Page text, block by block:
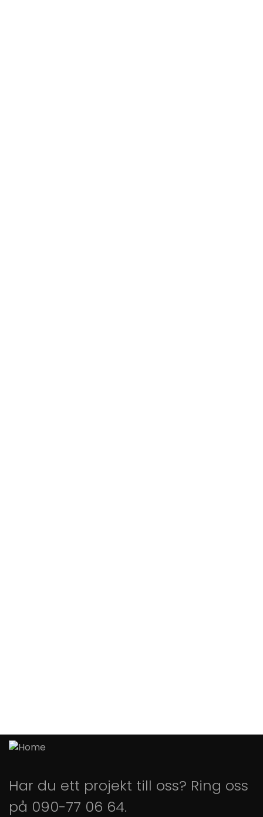
Har du ett projekt till oss? Ring oss
på 090-77 06 64.